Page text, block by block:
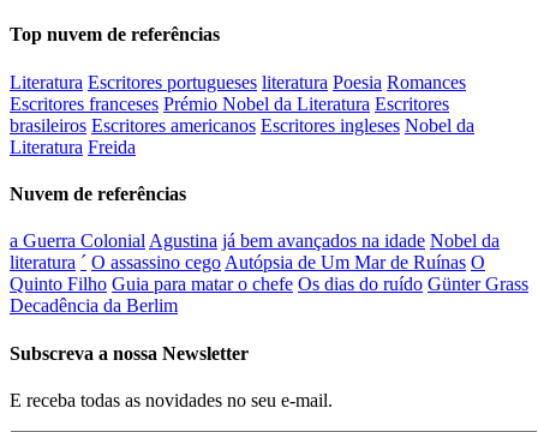
Top nuvem de referências
Literatura Escritores portugueses literatura Poesia Romances
Escritores franceses Prémio Nobel da Literatura Escritores
brasileiros Escritores americanos Escritores ingleses Nobel da
Literatura Freida
Nuvem de referências
a Guerra Colonial Agustina já bem avançados na idade Nobel da
literatura ´ O assassino cego Autópsia de Um Mar de Ruínas O
Quinto Filho Guia para matar o chefe Os dias do ruído Günter Grass
Decadência da Berlim
Subscreva a nossa Newsletter
E receba todas as novidades no seu e-mail.